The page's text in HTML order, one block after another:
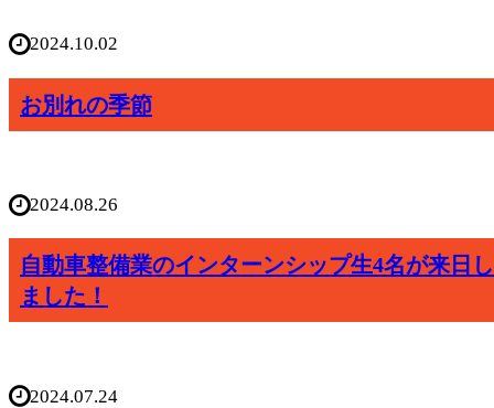
2024.10.02
お別れの季節
2024.08.26
自動車整備業のインターンシップ生4名が来日し
ました！
2024.07.24